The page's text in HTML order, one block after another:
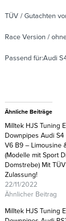
TÜV / Gutachten
Race Version /
Passend für:Audi
Ähnliche Beiträge
Milltek HJS Tuning
Downpipes Audi
V6 B9 – Limousine
(Modelle mit Sport
Domstrebe) Mit
Zulassung!
22/11/2022
Ähnlicher Beitrag
Milltek HJS Tuning